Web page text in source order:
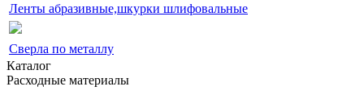
Ленты абразивные,шкурки шлифовальные
Сверла по металлу
Каталог
Расходные материалы